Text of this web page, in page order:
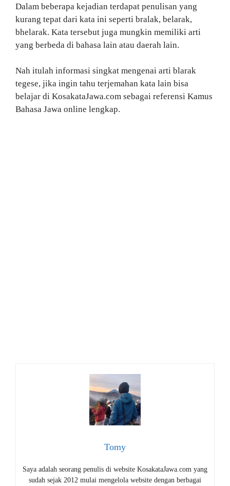
Dalam beberapa kejadian terdapat penulisan yang
kurang tepat dari kata ini seperti bralak, belarak,
bhelarak. Kata tersebut juga mungkin memiliki arti
yang berbeda di bahasa lain atau daerah lain.
Nah itulah informasi singkat mengenai arti blarak
tegese, jika ingin tahu terjemahan kata lain bisa
belajar di KosakataJawa.com sebagai referensi Kamus
Bahasa Jawa online lengkap.
Tomy
Saya adalah seorang penulis di website KosakataJawa.com yang
sudah sejak 2012 mulai mengelola website dengan berbagai